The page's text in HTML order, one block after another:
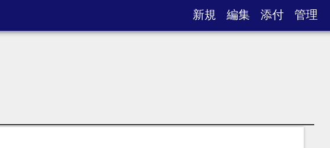
新規 編集 添付 管理